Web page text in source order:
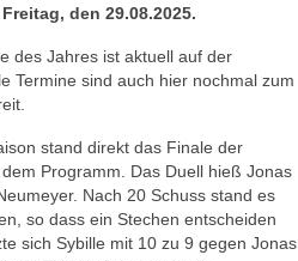
Freitag, den 29.08.2025.
des Jahres ist aktuell auf der
Termine sind auch hier nochmal zum
stand direkt das Finale der
Programm. Das Duell hieß Jonas
Nach 20 Schuss stand es
so dass ein Stechen entscheiden
sich Sybille mit 10 zu 9 gegen Jonas